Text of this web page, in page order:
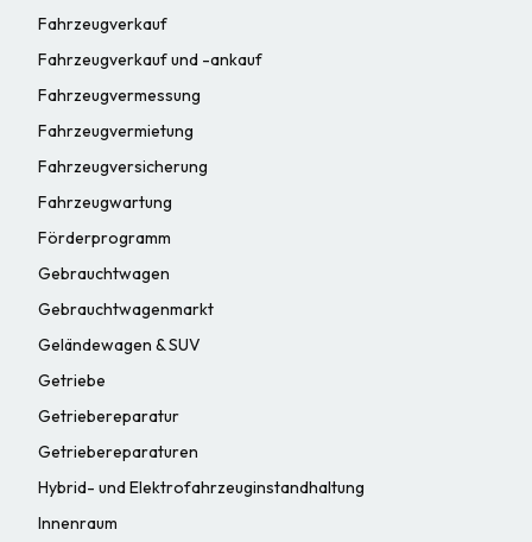
Fahrzeugverkauf
Fahrzeugverkauf und -ankauf
Fahrzeugvermessung
Fahrzeugvermietung
Fahrzeugversicherung
Fahrzeugwartung
Förderprogramm
Gebrauchtwagen
Gebrauchtwagenmarkt
Geländewagen & SUV
Getriebe
Getriebereparatur
Getriebereparaturen
Hybrid- und Elektrofahrzeuginstandhaltung
Innenraum